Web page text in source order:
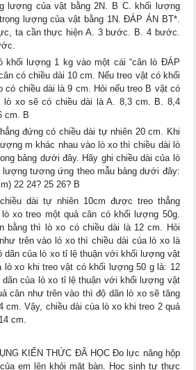
lượng của vật bằng 2N. B C. khối lượng
lượng của vật bằng 1N. ĐÁP ÁN BT*.
ta cần thực hiện A. 3 bước. B. 4 bước.
khối lượng 1 kg vào một cái “cân lò ĐÁP
có chiều dài 10 cm. Nếu treo vật có khối
có chiều dài là 9 cm. Hỏi nếu treo B vật có
lò xo sẽ có chiều dài là A. 8,3 cm. B. 8,4
cm. B
đứng có chiều dài tự nhiên 20 cm. Khi
m khác nhau vào lò xo thì chiều dài lò
bảng dưới đây. Hãy ghi chiều dài của lò
tương ứng theo mẫu bảng dưới đây:
22 24? 25 26? B
dài tự nhiên 10cm được treo thẳng
xo treo một quả cân có khối lượng 50g.
bằng thì lò xo có chiều dài là 12 cm. Hỏi
trên vào lò xo thì chiều dài của lò xo là
dãn của lò xo tỉ lệ thuận với khối lượng vật
lò xo khi treo vật có khối lượng 50 g là: 12
dãn của lò xo tỉ lệ thuận với khối lượng vật
cân như trên vào thì độ dãn lò xo sẽ tăng
cm. Vậy, chiều dài cùa lò xo khi treo 2 quả
cm.
KIẾN THỨC ĐÃ HỌC Đo lực nâng hộp
em lên khỏi mặt bàn. Học sinh tự thực